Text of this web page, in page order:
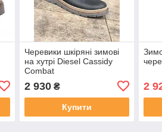
Черевики шкіряні зимові
на хутрі Diesel Cassidy
Combat
2 930₴
Купити
2